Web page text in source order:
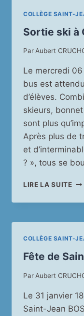
COLLÈGE SAINT-
Sortie ski à
ParAubert
Le mercredi
bus est
d’élèves.
skieurs,
sont plus
Après plus de
et
? », tous se
LIRE LA SUITE
À
COLLÈGE SAINT-
Fête de
Par Aubert
Le 31 janvier
Saint-Jean